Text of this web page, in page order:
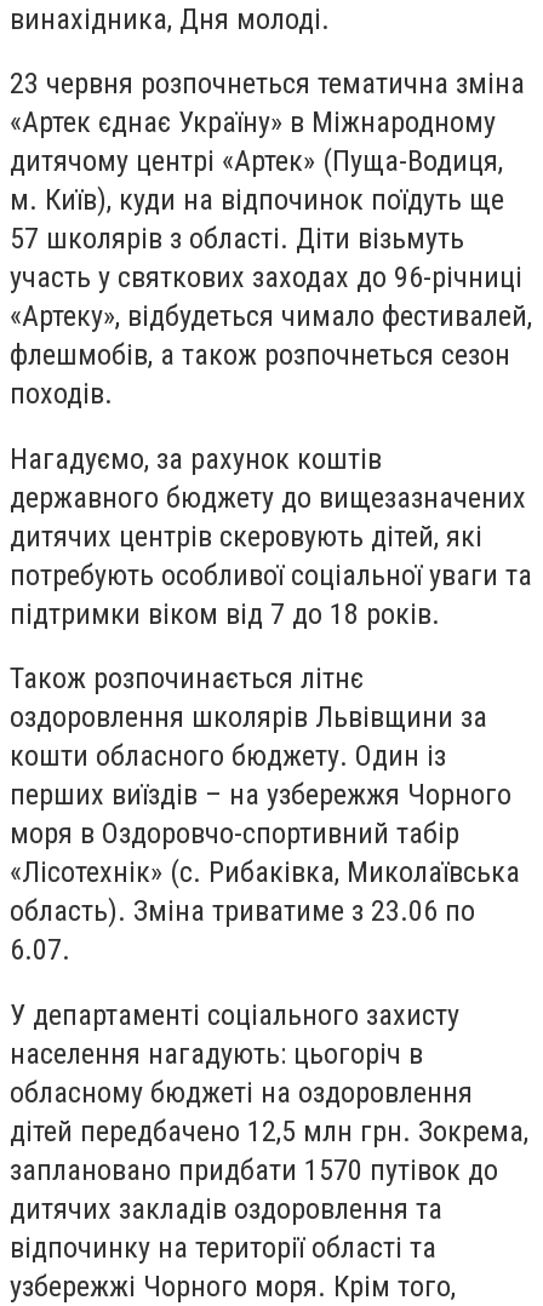
винахідника, Дня молоді.
23 червня розпочнеться тематична зміна
«Артек єднає Україну» в Міжнародному
дитячому центрі «Артек» (Пуща-Водиця,
м. Київ), куди на відпочинок поїдуть ще
57 школярів з області. Діти візьмуть
участь у святкових заходах до 96-річниці
«Артеку», відбудеться чимало фестивалей,
флешмобів, а також розпочнеться сезон
походів.
Нагадуємо, за рахунок коштів
державного бюджету до вищезазначених
дитячих центрів скеровують дітей, які
потребують особливої соціальної уваги та
підтримки віком від 7 до 18 років.
Також розпочинається літнє
оздоровлення школярів Львівщини за
кошти обласного бюджету. Один із
перших виїздів – на узбережжя Чорного
моря в Оздоровчо-спортивний табір
«Лісотехнік» (с. Рибаківка, Миколаївська
область). Зміна триватиме з 23.06 по
6.07.
У департаменті соціального захисту
населення нагадують: цьогоріч в
обласному бюджеті на оздоровлення
дітей передбачено 12,5 млн грн. Зокрема,
заплановано придбати 1570 путівок до
дитячих закладів оздоровлення та
відпочинку на території області та
узбережжі Чорного моря. Крім того,